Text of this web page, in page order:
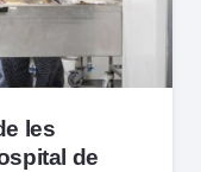
les
de